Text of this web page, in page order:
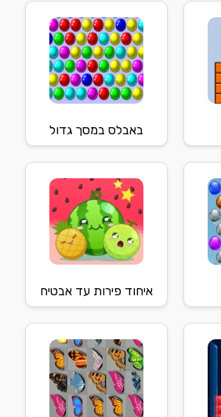
באבלס במסך גדול
איחוד פירות עד אבטיח